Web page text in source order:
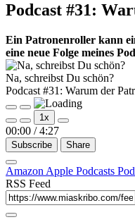
Podcast #31:
Ein Patronenroller kann
eine neue Folge meines
Na, schreibst Du schön?
Podcast #31: Warum der
Play
Episode
Pause
Episode
1x
00:00 / 4:27
Subscribe Share
Amazon Apple Podcasts
RSS Feed